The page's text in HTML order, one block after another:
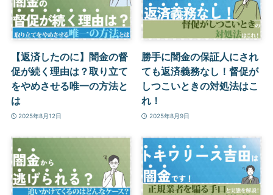
【返済したのに】闇金の督
促が続く理由は？取り立て
をやめさせる唯一の方法と
は
2025年8月12日
勝手に闇金の保証人にされ
ても返済義務なし！督促が
しつこいときの対処法はこ
れ！
2025年8月9日